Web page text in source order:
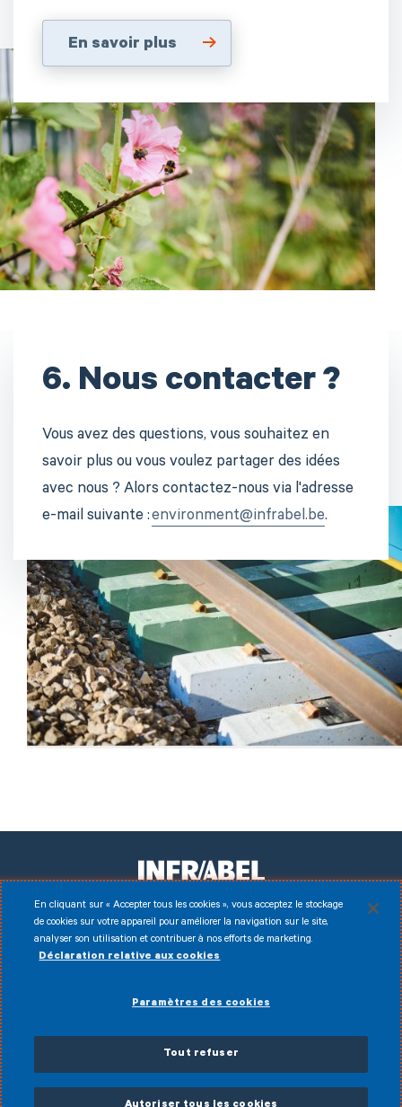
En savoir plus
6. Nous contacter ?
Vous avez des questions, vous souhaitez en
savoir plus ou vous voulez partager des idées
avec nous ? Alors contactez-nous via l'adresse
e-mail suivante :environment@infrabel.be.
FacebookInstagramLinkedInYoutube
Disclaimer
En cliquant sur « Accepter tous les cookies », vous acceptez le stockage
de cookies sur votre appareil pour améliorer la navigation sur le site,
analyser son utilisation et contribuer à nos efforts de marketing.
Déclaration relative aux cookies
Paramètres des cookies
Tout refuser